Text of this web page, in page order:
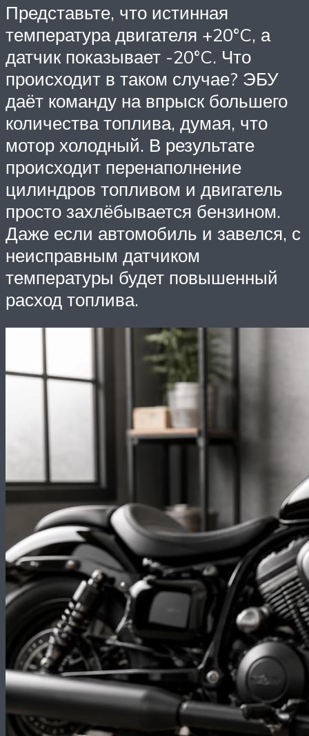
Представьте, что истинная
температура двигателя +20°C, а
датчик показывает -20°C. Что
происходит в таком случае? ЭБУ
даёт команду на впрыск большего
количества топлива, думая, что
мотор холодный. В результате
происходит перенаполнение
цилиндров топливом и двигатель
просто захлёбывается бензином.
Даже если автомобиль и завелся, с
неисправным датчиком
температуры будет повышенный
расход топлива.